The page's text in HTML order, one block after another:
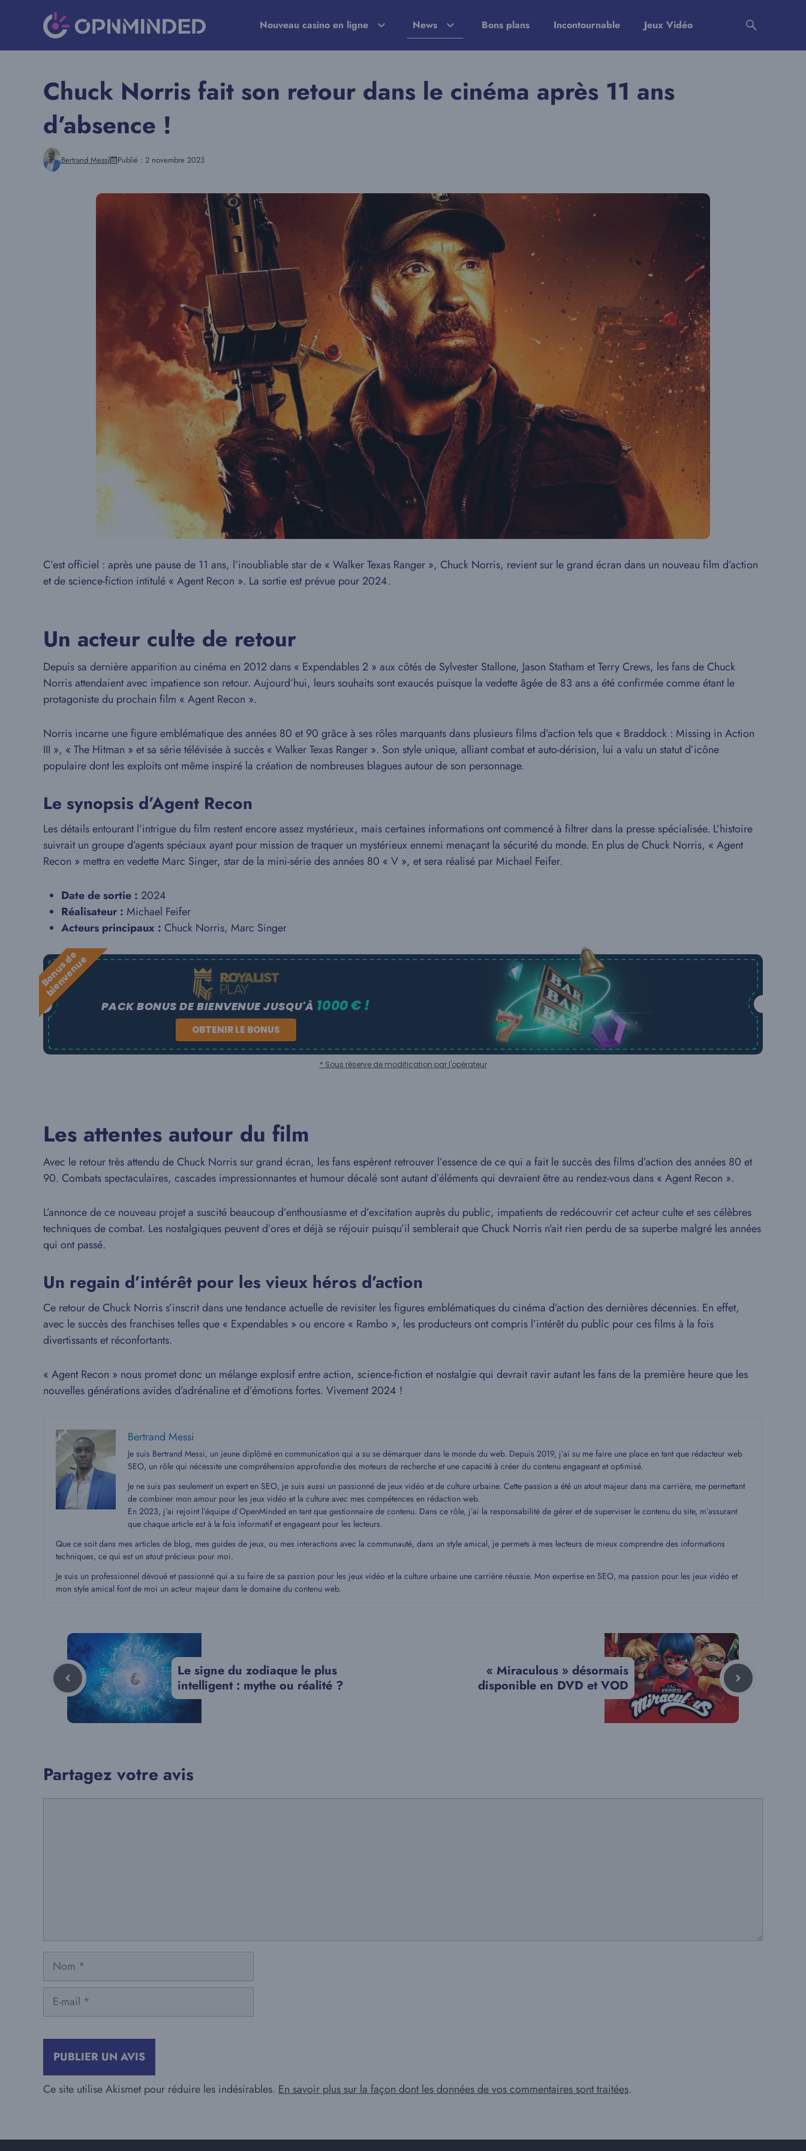
Nouveau casino en ligne News Bons plans Incontournable Jeux Vidéo
Chuck Norris fait son retour dans le cinéma après 11 ans
d’absence !
Bertrand Messi Publié : 2 novembre 2023
C’est officiel : après une pause de 11 ans, l’inoubliable star de « Walker Texas Ranger », Chuck Norris, revient sur le grand écran dans un nouveau film d’action
et de science-fiction intitulé « Agent Recon ». La sortie est prévue pour 2024.
Un acteur culte de retour
Depuis sa dernière apparition au cinéma en 2012 dans « Expendables 2 » aux côtés de Sylvester Stallone, Jason Statham et Terry Crews, les fans de Chuck
Norris attendaient avec impatience son retour. Aujourd’hui, leurs souhaits sont exaucés puisque la vedette âgée de 83 ans a été confirmée comme étant le
protagoniste du prochain film « Agent Recon ».
Norris incarne une figure emblématique des années 80 et 90 grâce à ses rôles marquants dans plusieurs films d’action tels que « Braddock : Missing in Action
III », « The Hitman » et sa série télévisée à succès « Walker Texas Ranger ». Son style unique, alliant combat et auto-dérision, lui a valu un statut d’icône
populaire dont les exploits ont même inspiré la création de nombreuses blagues autour de son personnage.
Le synopsis d’Agent Recon
Les détails entourant l’intrigue du film restent encore assez mystérieux, mais certaines informations ont commencé à filtrer dans la presse spécialisée. L’histoire
suivrait un groupe d’agents spéciaux ayant pour mission de traquer un mystérieux ennemi menaçant la sécurité du monde. En plus de Chuck Norris, « Agent
Recon » mettra en vedette Marc Singer, star de la mini-série des années 80 « V », et sera réalisé par Michael Feifer.
Date de sortie : 2024
Réalisateur : Michael Feifer
Acteurs principaux : Chuck Norris, Marc Singer
B
o
n
u
s
d
e
b
i
e
n
v
e
n
u
e
PACK BONUS DE BIENVENUE JUSQU'À 1000 € !
OBTENIR LE BONUS
* Sous réserve de modification par l'opérateur
Les attentes autour du film
Avec le retour très attendu de Chuck Norris sur grand écran, les fans espèrent retrouver l’essence de ce qui a fait le succès des films d’action des années 80 et
90. Combats spectaculaires, cascades impressionnantes et humour décalé sont autant d’éléments qui devraient être au rendez-vous dans « Agent Recon ».
L’annonce de ce nouveau projet a suscité beaucoup d’enthousiasme et d’excitation auprès du public, impatients de redécouvrir cet acteur culte et ses célèbres
techniques de combat. Les nostalgiques peuvent d’ores et déjà se réjouir puisqu’il semblerait que Chuck Norris n’ait rien perdu de sa superbe malgré les années
qui ont passé.
Un regain d’intérêt pour les vieux héros d’action
Ce retour de Chuck Norris s’inscrit dans une tendance actuelle de revisiter les figures emblématiques du cinéma d’action des dernières décennies. En effet,
avec le succès des franchises telles que « Expendables » ou encore « Rambo », les producteurs ont compris l’intérêt du public pour ces films à la fois
divertissants et réconfortants.
« Agent Recon » nous promet donc un mélange explosif entre action, science-fiction et nostalgie qui devrait ravir autant les fans de la première heure que les
nouvelles générations avides d’adrénaline et d’émotions fortes. Vivement 2024 !
Bertrand Messi
Je suis Bertrand Messi, un jeune diplômé en communication qui a su se démarquer dans le monde du web. Depuis 2019, j’ai su me faire une place en tant que rédacteur web
SEO, un rôle qui nécessite une compréhension approfondie des moteurs de recherche et une capacité à créer du contenu engageant et optimisé.
Je ne suis pas seulement un expert en SEO, je suis aussi un passionné de jeux vidéo et de culture urbaine. Cette passion a été un atout majeur dans ma carrière, me permettant
de combiner mon amour pour les jeux vidéo et la culture avec mes compétences en rédaction web.
En 2023, j’ai rejoint l’équipe d’OpenMinded en tant que gestionnaire de contenu. Dans ce rôle, j’ai la responsabilité de gérer et de superviser le contenu du site, m’assurant
que chaque article est à la fois informatif et engageant pour les lecteurs.
Que ce soit dans mes articles de blog, mes guides de jeux, ou mes interactions avec la communauté, dans un style amical, je permets à mes lecteurs de mieux comprendre des informations
techniques, ce qui est un atout précieux pour moi.
Je suis un professionnel dévoué et passionné qui a su faire de sa passion pour les jeux vidéo et la culture urbaine une carrière réussie. Mon expertise en SEO, ma passion pour les jeux vidéo et
mon style amical font de moi un acteur majeur dans le domaine du contenu web.
Le signe du zodiaque le plus
intelligent : mythe ou réalité ?
« Miraculous » désormais
disponible en DVD et VOD
Partagez votre avis
Nom
mail
Ce site utilise Akismet pour réduire les indésirables. En savoir plus sur la façon dont les données de vos commentaires sont traitées.